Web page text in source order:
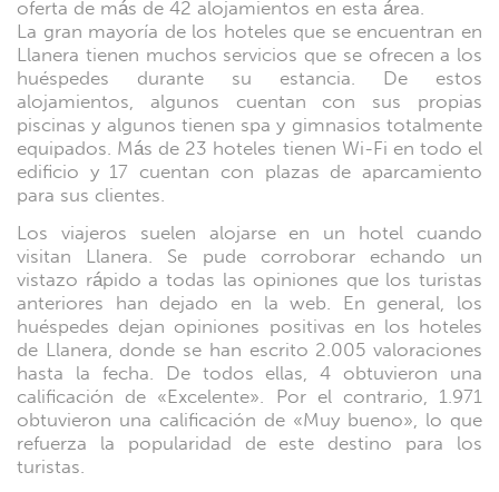
oferta de más de 42 alojamientos en esta área.
La gran mayoría de los hoteles que se encuentran en
Llanera tienen muchos servicios que se ofrecen a los
huéspedes durante su estancia. De estos
alojamientos, algunos cuentan con sus propias
piscinas y algunos tienen spa y gimnasios totalmente
equipados. Más de 23 hoteles tienen Wi-Fi en todo el
edificio y 17 cuentan con plazas de aparcamiento
para sus clientes.
Los viajeros suelen alojarse en un hotel cuando
visitan Llanera. Se pude corroborar echando un
vistazo rápido a todas las opiniones que los turistas
anteriores han dejado en la web. En general, los
huéspedes dejan opiniones positivas en los hoteles
de Llanera, donde se han escrito 2.005 valoraciones
hasta la fecha. De todos ellas, 4 obtuvieron una
calificación de «Excelente». Por el contrario, 1.971
obtuvieron una calificación de «Muy bueno», lo que
refuerza la popularidad de este destino para los
turistas.